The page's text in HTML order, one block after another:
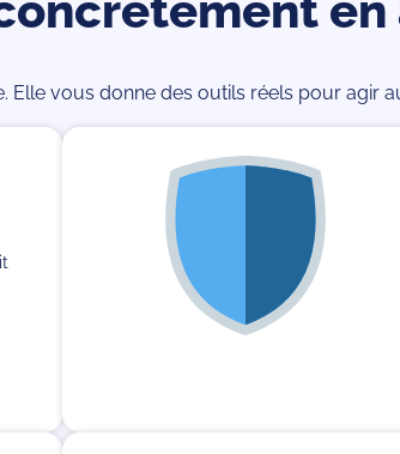
Elle vous donne des outils réels pour agir